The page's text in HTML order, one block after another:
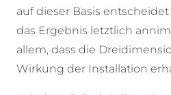
auf dieser Basis
das Ergebnis letztlich
allem, dass die
Wirkung der Installation